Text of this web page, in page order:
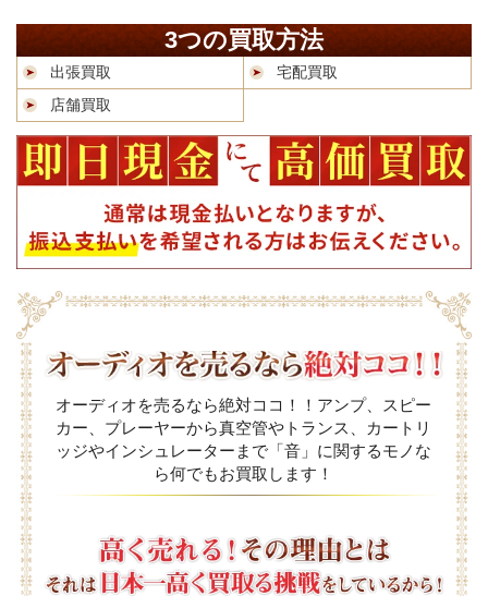
3つの買取方法
出張買取
宅配買取
店舗買取
オーディオを売るなら絶対ココ！！アンプ、スピー
カー、プレーヤーから真空管やトランス、カートリ
ッジやインシュレーターまで「音」に関するモノな
ら何でもお買取します！